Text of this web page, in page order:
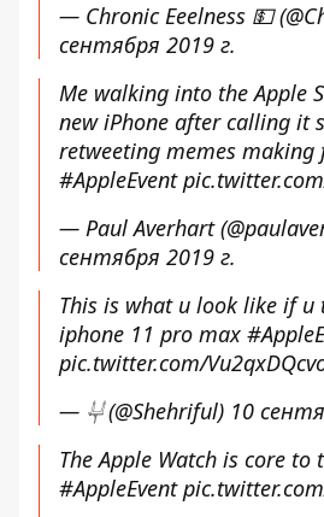
— Chronic Eeelness 💵
сентября 2019 г.
Me walking into the Apple
new iPhone after calling it
retweeting memes
#AppleEvent
— Paul Averhart
сентября 2019 г.
This is what u look like if
iphone 11 pro max
pic.twitter.com/
— 𓂔 (@Shehriful) 10
The Apple Watch is core to
#AppleEvent